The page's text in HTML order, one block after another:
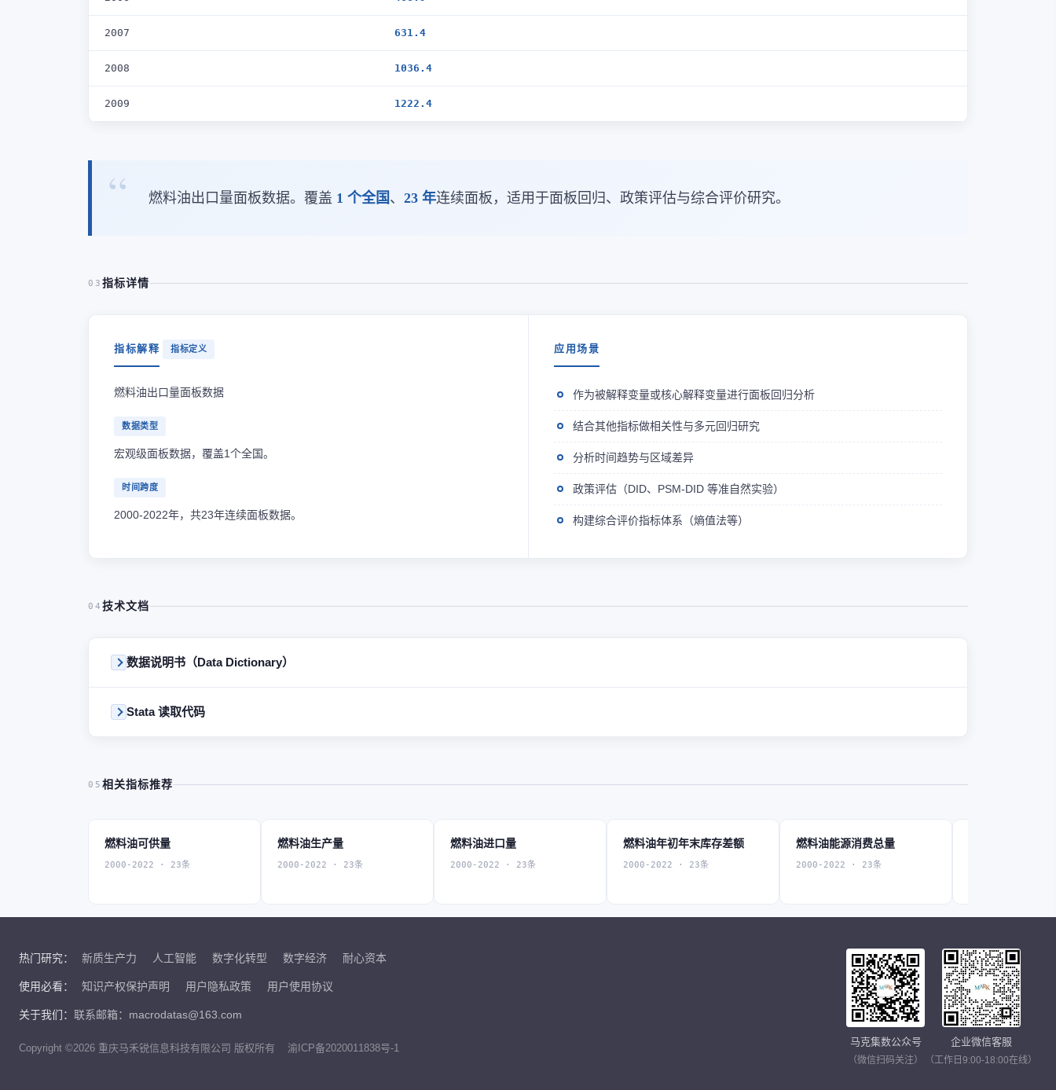
2007 631.4
2008 1036.4
2009 1222.4
燃料油出口量面板数据。覆盖 1 个全国 、 23 年连续面板，适用于面板回归、政策评估与综合评价研究。
03 指标详情
指标解释 指标定义
燃料油出口量面板数据
数据类型
宏观级面板数据，覆盖1个全国。
时间跨度
2000-2022年，共23年连续面板数据。
应用场景
作为被解释变量或核心解释变量进行面板回归分析
结合其他指标做相关性与多元回归研究
分析时间趋势与区域差异
政策评估（DID、PSM-DID 等准自然实验）
构建综合评价指标体系（熵值法等）
04 技术文档
数据说明书（Data Dictionary）
Stata 读取代码
05 相关指标推荐
燃料油可供量
2000-2022 · 23条
燃料油生产量
2000-2022 · 23条
燃料油进口量
2000-2022 · 23条
燃料油年初年末库存差额
2000-2022 · 23条
燃料油能源消费总量
2000-2022 · 23条
热门研究： 新质生产力 人工智能 数字化转型 数字经济 耐心资本
使用必看： 知识产权保护声明 用户隐私政策 用户使用协议
关于我们： 联系邮箱：macrodatas@163.com
Copyright ©2026 重庆马禾锐信息科技有限公司 版权所有 渝ICP备2020011838号-1
马克集数公众号
（微信扫码关注）
企业微信客服
（工作日9:00-18:00在线）